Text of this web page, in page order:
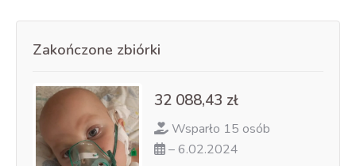
Zakończone zbiórki
32 088,43 zł
Wsparło 15 osób
– 6.02.2024